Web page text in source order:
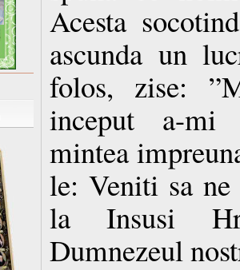
Acesta
ascunda un
folos, zise:
inceput a-mi
mintea
le: Veniti sa ne
la Insusi
Dumnezeul